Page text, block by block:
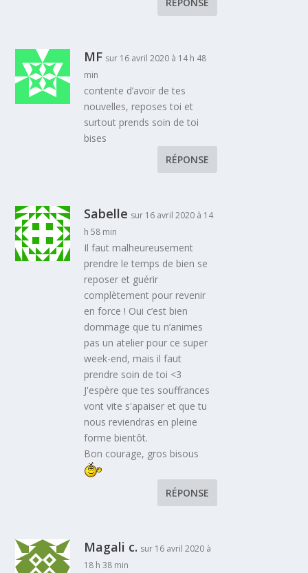
MF sur 16 avril 2020 à 14 h 48
min
contente d’avoir de tes
nouvelles, reposes toi et
surtout prends soin de toi
bises
RÉPONSE
Sabelle sur 16 avril 2020 à 14
h 58 min
Il faut malheureusement
prendre le temps de bien se
reposer et guérir
complètement pour revenir
en force ! Oui c’est bien
dommage que tu n’animes
pas un atelier pour ce super
week-end, mais il faut
prendre soin de toi <3
J'espère que tes souffrances
vont vite s'apaiser et que tu
nous reviendras en pleine
forme bientôt.
Bon courage, gros bisous
RÉPONSE
Magali c. sur 16 avril 2020 à
18 h 38 min